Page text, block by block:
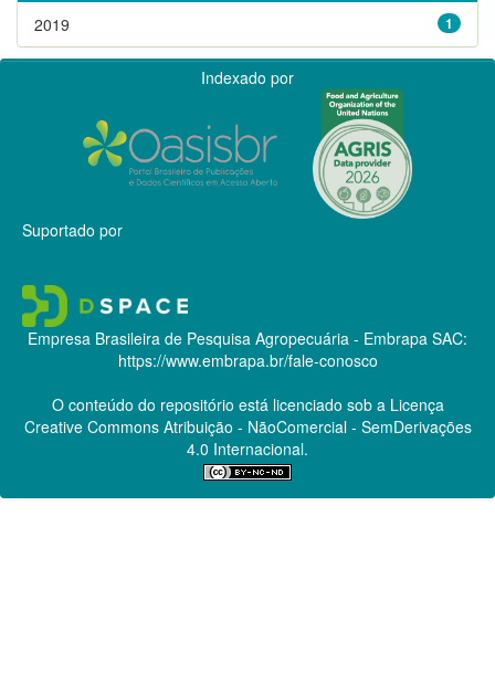
1
2019
Indexado por
Suportado por
Empresa Brasileira de Pesquisa Agropecuária - Embrapa SAC:
https://www.embrapa.br/fale-conosco
O conteúdo do repositório está licenciado sob a Licença
Creative CommonsAtribuição - NãoComercial - SemDerivações
4.0 Internacional.